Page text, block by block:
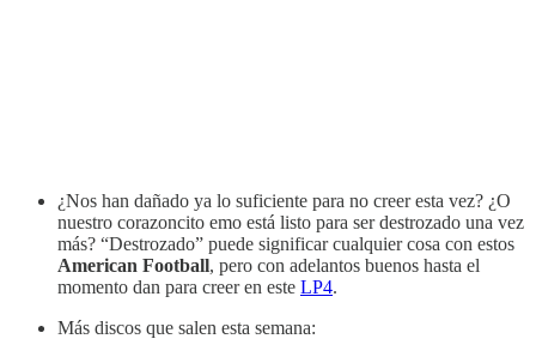
¿Nos han dañado ya lo suficiente para no creer esta vez? ¿O
nuestro corazoncito emo está listo para ser destrozado una vez
más? “Destrozado” puede significar cualquier cosa con estos
American Football, pero con adelantos buenos hasta el
momento dan para creer en este LP4.
Más discos que salen esta semana: